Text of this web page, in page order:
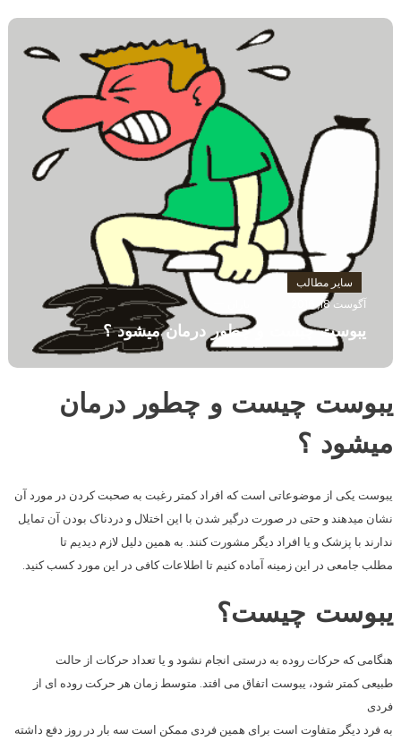
سایر مطالب
آگوست 18, 2016
یبوست چیست و چطور درمان میشود ؟
یبوست چیست و چطور درمان
میشود ؟
یبوست یکی از موضوعاتی است که افراد کمتر رغبت به صحبت کردن در مورد آن
نشان میدهند و حتی در صورت درگیر شدن با این اختلال و دردناک بودن آن تمایل
ندارند با پزشک و یا افراد دیگر مشورت کنند. به همین دلیل لازم دیدیم تا
مطلب جامعی در این زمینه آماده کنیم تا اطلاعات کافی در این مورد کسب کنید.
یبوست چیست؟
هنگامی که حرکات روده به درستی انجام نشود و یا تعداد حرکات از حالت
طبیعی کمتر شود، یبوست اتفاق می افتد. متوسط زمان هر حرکت روده ای از
فردی
به فرد دیگر متفاوت است برای همین فردی ممکن است سه بار در روز دفع داشته